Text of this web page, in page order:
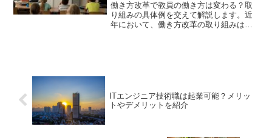
働き方改革で教員の働き方は変わる？取
り組みの具体例を交えて解説します。近
年において、働き方改革の取り組みは進
ITエンジニア技術職は起業可能？メリッ
トやデメリットを紹介